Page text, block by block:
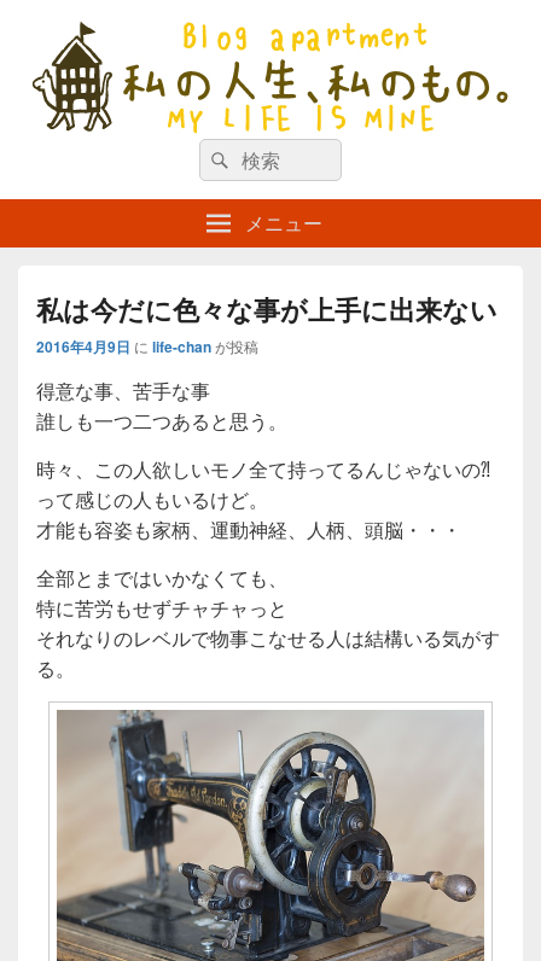
私の人生、私のもの。【新館】
検
索
対
象:
検
索
メニュー
私は今だに色々な事が上手に出来ない
2016年4月9日 に life-chanが投稿
得意な事、苦手な事
誰しも一つ二つあると思う。
時々、この人欲しいモノ全て持ってるんじゃないの⁈
って感じの人もいるけど。
才能も容姿も家柄、運動神経、人柄、頭脳・・・
全部とまではいかなくても、
特に苦労もせずチャチャっと
それなりのレベルで物事こなせる人は結構いる気がす
る。